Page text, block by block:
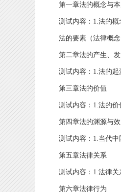
第一章法的概念与本
测试内容：1.法的概
法的要素（法律概念
第二章法的产生、发
测试内容：1.法的起
第三章法的价值
测试内容：1.法的价值
第四章法的渊源与效
测试内容：1.当代中
第五章法律关系
测试内容：1.法律关系
第六章法律行为